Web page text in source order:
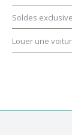
Soldes
Louer une